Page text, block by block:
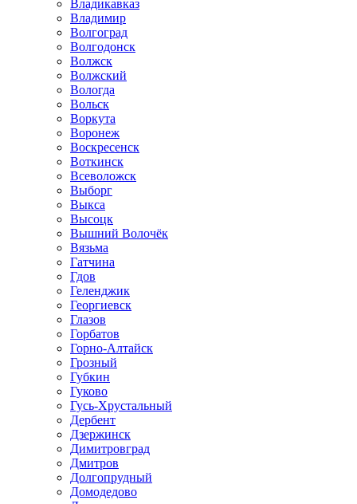
Владикавказ
Владимир
Волгоград
Волгодонск
Волжск
Волжский
Вологда
Вольск
Воркута
Воронеж
Воскресенск
Воткинск
Всеволожск
Выборг
Выкса
Высоцк
Вышний Волочёк
Вязьма
Гатчина
Гдов
Геленджик
Георгиевск
Глазов
Горбатов
Горно-Алтайск
Грозный
Губкин
Гуково
Гусь-Хрустальный
Дербент
Дзержинск
Димитровград
Дмитров
Долгопрудный
Домодедово